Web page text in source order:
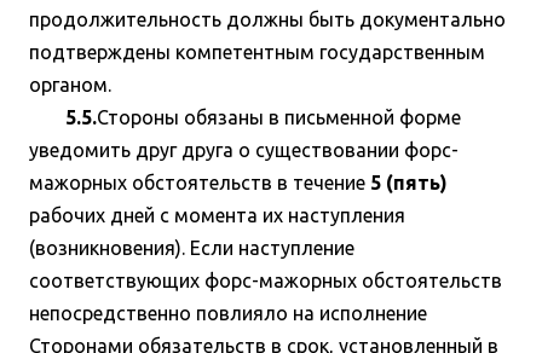
продолжительность должны быть документально
подтверждены компетентным государственным
органом.
5.5.Стороны обязаны в письменной форме
уведомить друг друга о существовании форс-
мажорных обстоятельств в течение 5 (пять)
рабочих дней с момента их наступления
(возникновения). Если наступление
соответствующих форс-мажорных обстоятельств
непосредственно повлияло на исполнение
Сторонами обязательств в срок, установленный в